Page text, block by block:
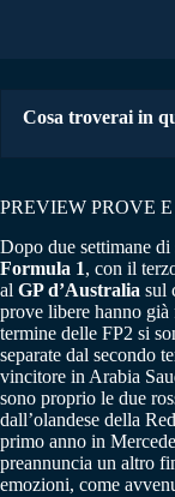
Cosa troverai in
PREVIEW PROVE
Dopo due settimane
Formula 1, con il
al GP d’Australia sul
prove libere hanno già
termine delle FP2 si
separate dal secondo
vincitore in Arabia
sono proprio le due
dall’olandese della
primo anno in
preannuncia un altro
emozioni, come